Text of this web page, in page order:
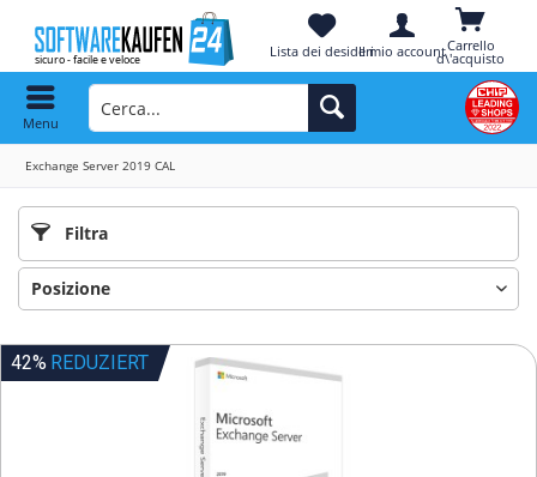
Carrello
d\'acquisto
Lista dei desideriIl mio account
Menu
Exchange Server 2019 CAL
Filtra
42% REDUZIERT